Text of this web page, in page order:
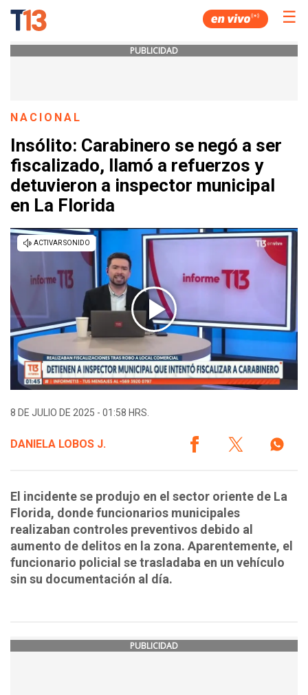
☰
PUBLICIDAD
NACIONAL
Insólito: Carabinero se negó a ser
fiscalizado, llamó a refuerzos y
detuvieron a inspector municipal
en La Florida
8 DE JULIO DE 2025 - 01:58 HRS.
DANIELA LOBOS J.
El incidente se produjo en el sector oriente de La
Florida, donde funcionarios municipales
realizaban controles preventivos debido al
aumento de delitos en la zona. Aparentemente, el
funcionario policial se trasladaba en un vehículo
sin su documentación al día.
PUBLICIDAD